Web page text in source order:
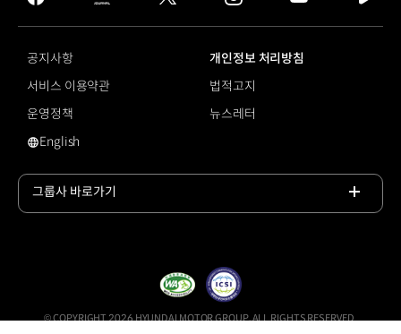
facebook
hmg
journal
twitter instagram
tv
공지사항
개인정보 처리방침
서비스 이용약관
법적고지
운영정책
뉴스레터
영문 사이트로 이동
English
그룹사 바로가기
© COPYRIGHT 2026 HYUNDAI MOTOR GROUP, ALL RIGHTS RESERVED.